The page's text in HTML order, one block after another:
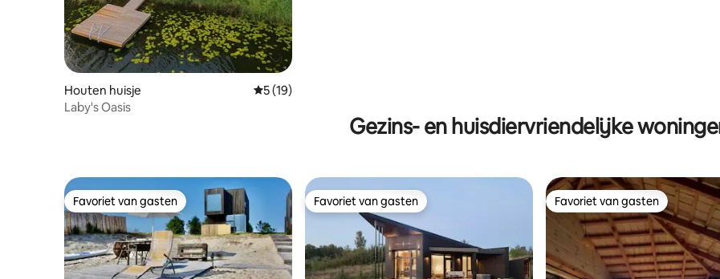
Houten huisje Gemiddelde beoordeling van 5 op 5, 19 recensies
5 (19)
Laby's Oasis
Gezins- en huisdiervriendelijke
Favoriet van gasten
Favoriet van gasten Favoriet van gasten
Favoriet van gasten Favoriet van gasten
Favoriet van gasten